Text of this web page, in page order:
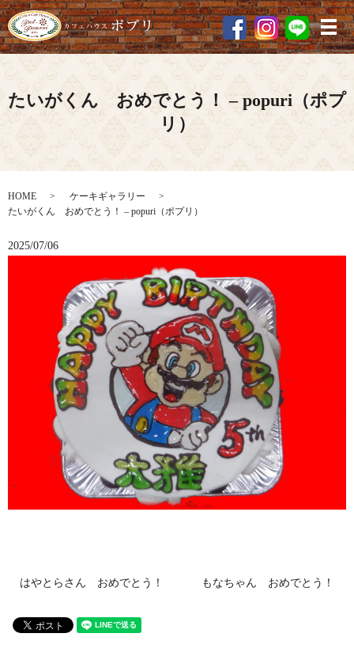
メ
たいがくん おめでとう！ – popuri（ポプ
リ）
HOME
ケーキギャラリー
たいがくん おめでとう！ – popuri（ポプリ）
2025/07/06
はやとらさん おめでとう！ もなちゃん おめでとう！